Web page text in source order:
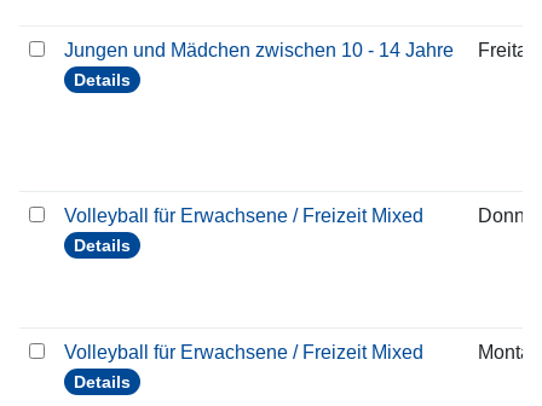
Jungen und Mädchen zwischen 10 - 14 Jahre
Details
Freitag
Volleyball für Erwachsene / Freizeit Mixed
Details
Volleyball für Erwachsene / Freizeit Mixed
Details
Montag